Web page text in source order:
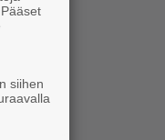
siihen